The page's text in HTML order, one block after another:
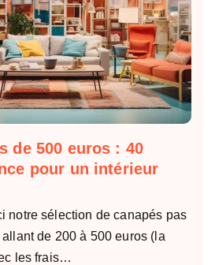
de 500 euros : 40
pour un intérieur
notre sélection de canapés pas
de 200 à 500 euros (la
les frais…